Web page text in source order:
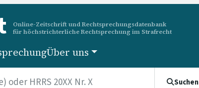
Online-Zeitschrift und Rechtsprechungsdatenbank
für höchstrichterliche Rechtsprechung im Strafrecht
Über uns
Suchen